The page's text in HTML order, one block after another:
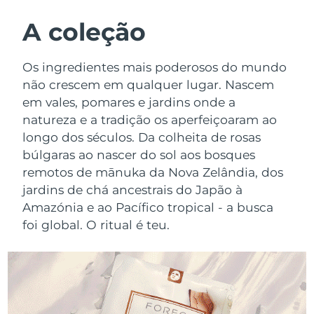
A coleção
Os ingredientes mais poderosos do mundo
não crescem em qualquer lugar. Nascem
em vales, pomares e jardins onde a
natureza e a tradição os aperfeiçoaram ao
longo dos séculos. Da colheita de rosas
búlgaras ao nascer do sol aos bosques
remotos de mānuka da Nova Zelândia, dos
jardins de chá ancestrais do Japão à
Amazónia e ao Pacífico tropical - a busca
foi global. O ritual é teu.
Limpeza facial
LUNA™ 4 kit
Anti-aging massage
LUNA™ 4 Plus
Massage, LED heating
LUNA™ 4 Men
For men, anti-aging massage
Lifting facial
BEAR™ 2 kit
Microcurrent toning
BEAR™ 2 go
Microcurrent toning on-the-go
BEAR™ 2 eyes & lips
Microcurrent line smoothing device
Hidratação
UFO™ 3 kit
Deep facial hydration
UFO™ 3 LED
Near-infrared and red light therapy
device
Cuidado oral
issa™ 4
Hybrid silicone sonic toothbrush
issa™ 4 plus
Smart hybrid silicone sonic toothbrush
TRATAMENTO ANTIENVELHECIMENTO
FAQ™
Antienvelhecimento Tratamentos LED
Áustria
Bélgica Entrega prevista8/10/26
Bermudas Entrega prevista8/16/26
Bósnia e
Herzegovina
Entrega prevista
Brunei Entrega prevista
Bulgária
Canadá Entrega prevista8/14/26
Entrega prevista 8/14/26